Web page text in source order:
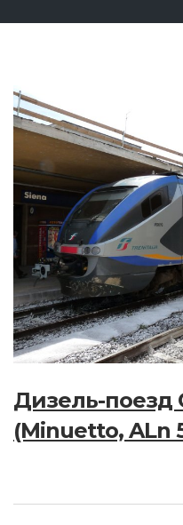
Дизель-поезд
(Minuetto, ALn